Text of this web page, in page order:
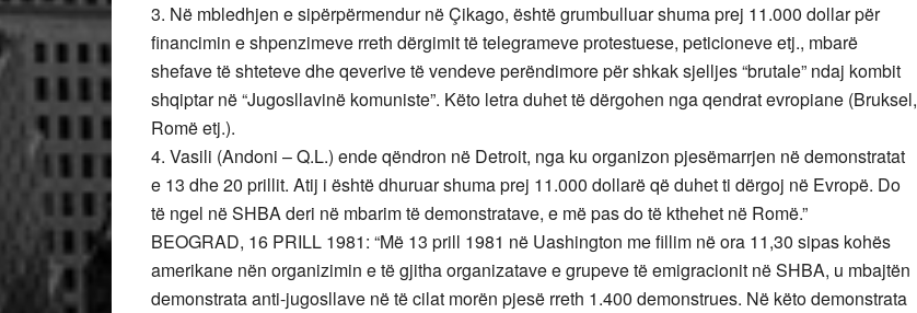
3. Në mbledhjen e sipërpërmendur në Çikago, është grumbulluar shuma prej 11.000 dollar për
financimin e shpenzimeve rreth dërgimit të telegrameve protestuese, peticioneve etj., mbarë
shefave të shteteve dhe qeverive të vendeve perëndimore për shkak sjelljes “brutale” ndaj kombit
shqiptar në “Jugosllavinë komuniste”. Këto letra duhet të dërgohen nga qendrat evropiane (Bruksel,
Romë etj.).
4. Vasili (Andoni – Q.L.) ende qëndron në Detroit, nga ku organizon pjesëmarrjen në demonstratat
e 13 dhe 20 prillit. Atij i është dhuruar shuma prej 11.000 dollarë që duhet ti dërgoj në Evropë. Do
të ngel në SHBA deri në mbarim të demonstratave, e më pas do të kthehet në Romë.”
BEOGRAD, 16 PRILL 1981: “Më 13 prill 1981 në Uashington me fillim në ora 11,30 sipas kohës
amerikane nën organizimin e të gjitha organizatave e grupeve të emigracionit në SHBA, u mbajtën
demonstrata anti-jugosllave në të cilat morën pjesë rreth 1.400 demonstrues. Në këto demonstrata